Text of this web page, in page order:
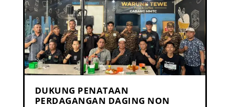
DUKUNG PENATAAN
PERDAGANGAN DAGING NON